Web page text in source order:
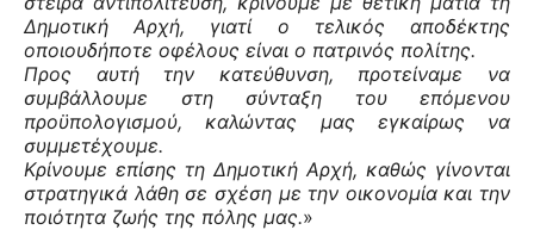
Δημοτική Αρχή, γιατί ο τελικός αποδέκτης
οποιουδήποτε οφέλους είναι ο πατρινός πολίτης.
Προς αυτή την κατεύθυνση, προτείναμε να
συμβάλλουμε στη σύνταξη του επόμενου
προϋπολογισμού, καλώντας μας εγκαίρως να
συμμετέχουμε.
Κρίνουμε επίσης τη Δημοτική Αρχή, καθώς γίνονται
στρατηγικά λάθη σε σχέση με την οικονομία και την
ποιότητα ζωής της πόλης μας.»